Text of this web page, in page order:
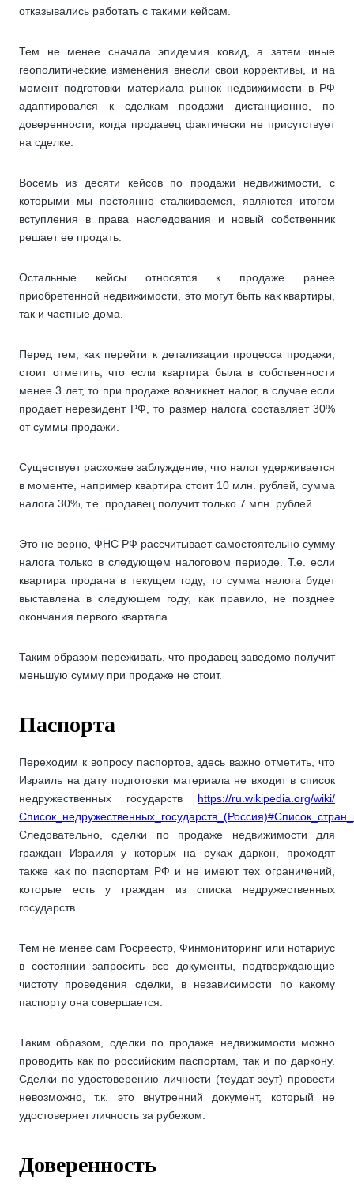
отказывались работать с такими кейсам.
Тем не менее сначала эпидемия ковид, а затем иные
геополитические изменения внесли свои коррективы, и на
момент подготовки материала рынок недвижимости в РФ
адаптировался к сделкам продажи дистанционно, по
доверенности, когда продавец фактически не присутствует
на сделке.
Восемь из десяти кейсов по продажи недвижимости, с
которыми мы постоянно сталкиваемся, являются итогом
вступления в права наследования и новый собственник
решает ее продать.
Остальные кейсы относятся к продаже ранее
приобретенной недвижимости, это могут быть как квартиры,
так и частные дома.
Перед тем, как перейти к детализации процесса продажи,
стоит отметить, что если квартира была в собственности
менее 3 лет, то при продаже возникнет налог, в случае если
продает нерезидент РФ, то размер налога составляет 30%
от суммы продажи.
Существует расхожее заблуждение, что налог удерживается
в моменте, например квартира стоит 10 млн. рублей, сумма
налога 30%, т.е. продавец получит только 7 млн. рублей.
Это не верно, ФНС РФ рассчитывает самостоятельно сумму
налога только в следующем налоговом периоде. Т.е. если
квартира продана в текущем году, то сумма налога будет
выставлена в следующем году, как правило, не позднее
окончания первого квартала.
Таким образом переживать, что продавец заведомо получит
меньшую сумму при продаже не стоит.
Паспорта
Переходим к вопросу паспортов, здесь важно отметить, что
Израиль на дату подготовки материала не входит в список
недружественных государств https://ru.wikipedia.org/wiki/
Следовательно, сделки по продаже недвижимости для
граждан Израиля у которых на руках даркон, проходят
также как по паспортам РФ и не имеют тех ограничений,
которые есть у граждан из списка недружественных
государств.
Тем не менее сам Росреестр, Финмониторинг или нотариус
в состоянии запросить все документы, подтверждающие
чистоту проведения сделки, в независимости по какому
паспорту она совершается.
Таким образом, сделки по продаже недвижимости можно
проводить как по российским паспортам, так и по даркону.
Сделки по удостоверению личности (теудат зеут) провести
невозможно, т.к. это внутренний документ, который не
удостоверяет личность за рубежом.
Доверенность